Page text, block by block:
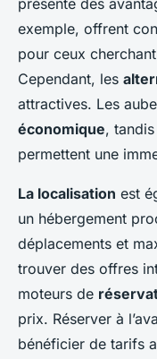
exemple, offrent
pour ceux
Cependant, les
attractives. Les
économique,
permettent une
La localisation est
un hébergement
déplacements et
trouver des offres
moteurs de
prix. Réserver à
bénéficier de tarifs